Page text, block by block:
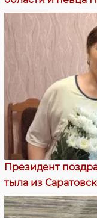
Президент
тыла из